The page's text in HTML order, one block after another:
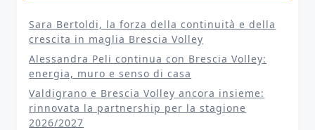
Sara Bertoldi, la forza della continuità e della
crescita in maglia Brescia Volley
Alessandra Peli continua con Brescia Volley:
energia, muro e senso di casa
Valdigrano e Brescia Volley ancora insieme:
rinnovata la partnership per la stagione
2026/2027